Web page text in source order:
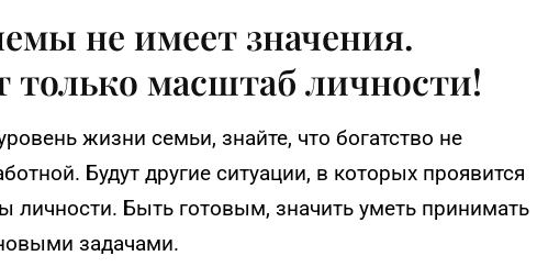
не имеет значения.
только масштаб личности!
жизни семьи, знайте, что богатство не
Будут другие ситуации, в которых проявится
личности. Быть готовым, значить уметь принимать
задачами.